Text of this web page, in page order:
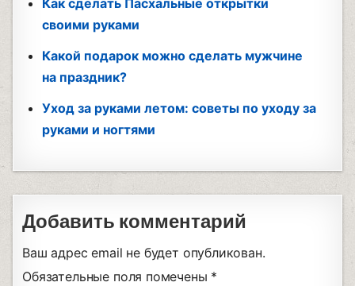
Как сделать Пасхальные открытки
своими руками
Какой подарок можно сделать мужчине
на праздник?
Уход за руками летом: советы по уходу за
руками и ногтями
Добавить комментарий
Ваш адрес email не будет опубликован.
Обязательные поля помечены *